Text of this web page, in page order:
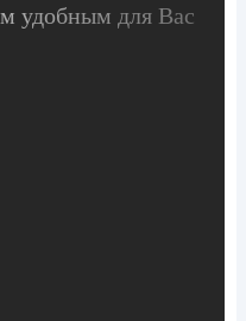
удобным для Вас